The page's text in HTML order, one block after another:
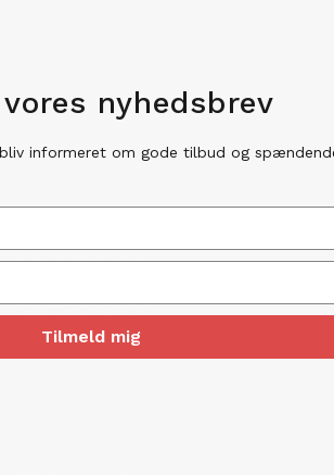
nyhedsbrev
bliv informeret om gode tilbud og
Tilmeld mig